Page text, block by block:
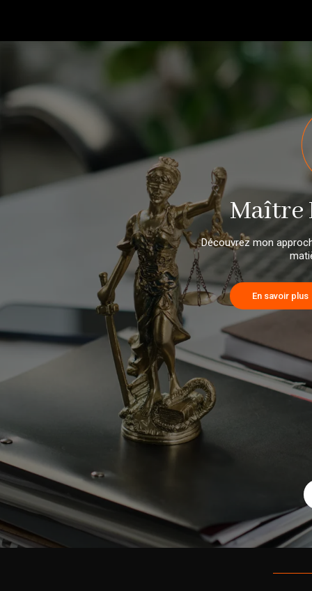
Maître
Découvrez mon
En savoir plus